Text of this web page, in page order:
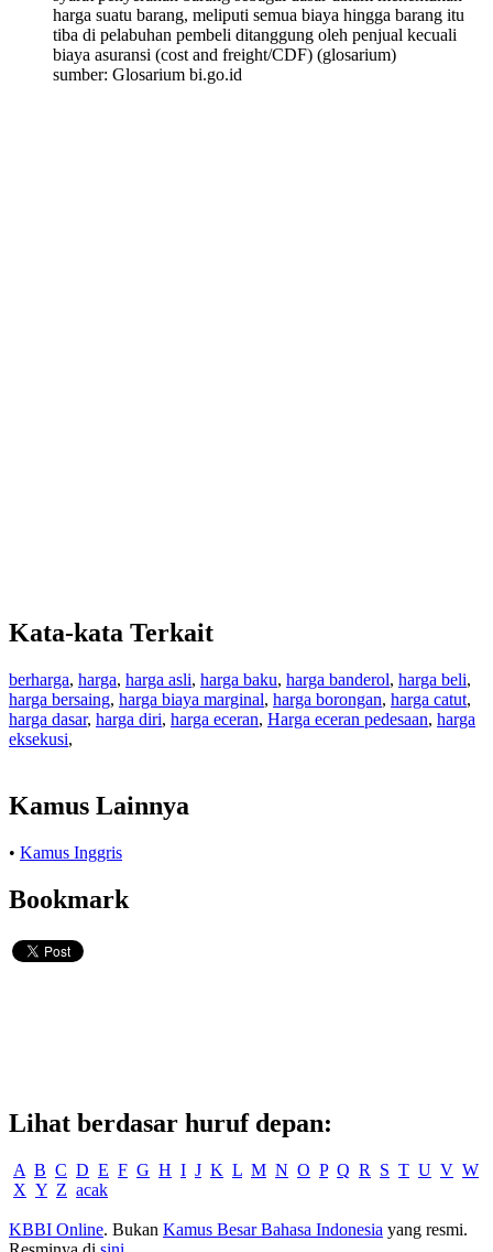
harga suatu barang, meliputi semua biaya hingga barang itu
tiba di pelabuhan pembeli ditanggung oleh penjual kecuali
biaya asuransi (cost and freight/CDF) (glosarium)
sumber: Glosarium bi.go.id
Kata-kata Terkait
berharga, harga, harga asli, harga baku, harga banderol, harga beli,
harga bersaing, harga biaya marginal, harga borongan, harga catut,
harga dasar, harga diri, harga eceran, Harga eceran pedesaan, harga
eksekusi,
Kamus Lainnya
• Kamus Inggris
Bookmark
Lihat berdasar huruf depan:
A B C D E F G H I J K L M N O P Q R S T U V W
X Y Z acak
KBBI Online. Bukan Kamus Besar Bahasa Indonesia yang resmi.